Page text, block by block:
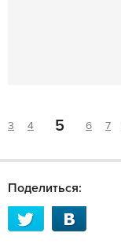
3 4 5 6 7
Поделиться: